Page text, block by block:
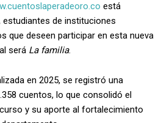
está
de instituciones
que deseen participar en esta nueva
será La familia.
en 2025, se registró una
cuentos, lo que consolidó el
y su aporte al fortalecimiento